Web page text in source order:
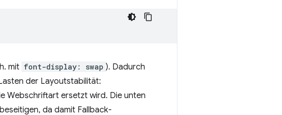
mit font-display: swap ). Dadurch
der Layoutstabilität:
Webschriftart ersetzt wird. Die unten
da damit Fallback-